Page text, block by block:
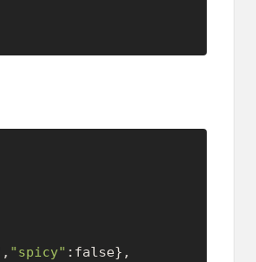
, "spicy" : false},